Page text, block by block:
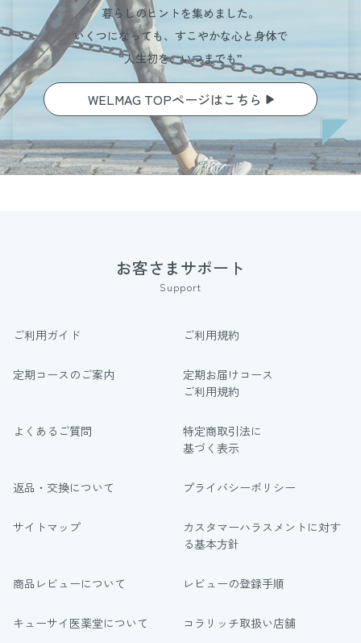
暮らしのヒントを集めました。
いくつになっても、すこやかな心と身体で
“人生初を、いつまでも”
WELMAG TOPページはこちら
お客さまサポート
Support
ご利用ガイド ご利用規約
定期コースのご案内
定期お届けコース
ご利用規約
よくあるご質問
特定商取引法に
基づく表示
返品・交換について プライバシーポリシー
サイトマップ
カスタマーハラスメントに対す
る基本方針
商品レビューについて レビューの登録手順
キューサイ医薬堂について コラリッチ取扱い店舗